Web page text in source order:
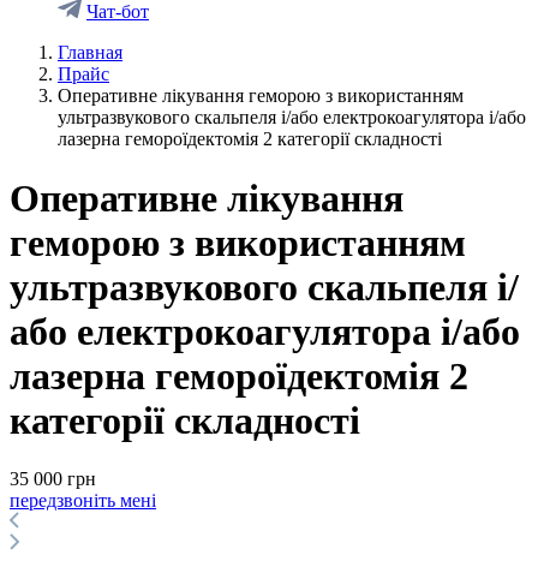
Чат-бот
Главная
Прайс
Оперативне лікування геморою з використанням
ультразвукового скальпеля і/або електрокоагулятора і/або
лазерна гемороїдектомія 2 категорії складності
Оперативне лікування
геморою з використанням
ультразвукового скальпеля і/
або електрокоагулятора і/або
лазерна гемороїдектомія 2
категорії складності
35 000 грн
передзвоніть мені